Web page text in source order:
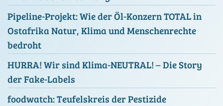
Pipeline-Projekt: Wie der Öl-Konzern TOTAL in
Ostafrika Natur, Klima und Menschenrechte
bedroht
HURRA! Wir sind Klima-NEUTRAL! – Die Story
der Fake-Labels
foodwatch: Teufelskreis der Pestizide